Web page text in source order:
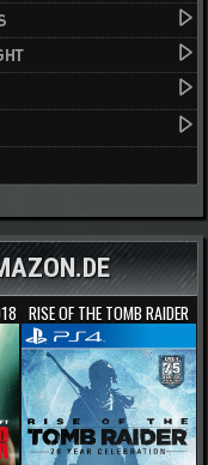
RISE OF THE TOMB RAIDER